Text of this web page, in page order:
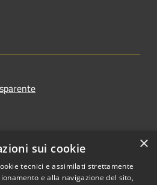
×
sui cookie
tecnici e assimilati strettamente
e alla navigazione del sito,